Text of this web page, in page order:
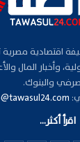
"تواصل24" صحيفة
وأخبار المال
والبنوك.
اقرأ أكثر...